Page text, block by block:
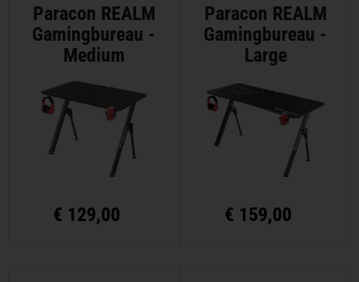
Paracon REALM
Gamingbureau -
Medium
€ 129,00
Paracon REALM
Gamingbureau -
Large
€ 159,00